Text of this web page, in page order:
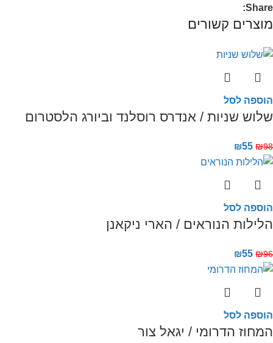
Share:
מוצרים קשורים
הוספה לסל
שלוש שניות / אנדרס רוסלנד וביורג הלסטרום
₪98
₪55
הוספה לסל
הלילות הנוראים / הארי ניקאנן
₪96
₪55
הוספה לסל
המחוז הדרומי / יגאל צור